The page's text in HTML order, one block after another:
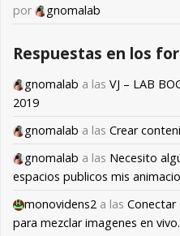
por
gnomalab
Respuestas en los
gnomalab a las VJ – LAB
2019
gnomalab a las Crear
gnomalab a las Necesito
espacios publicos mis
monovidens2 a las Conectar
para mezclar imagenes en vivo.